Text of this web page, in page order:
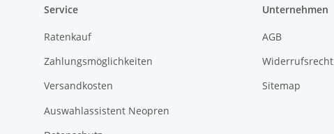
Service
Ratenkauf
Zahlungsmöglichkeiten
Versandkosten
Auswahlassistent Neopren
Unternehmen
AGB
Widerrufsrecht
Sitemap